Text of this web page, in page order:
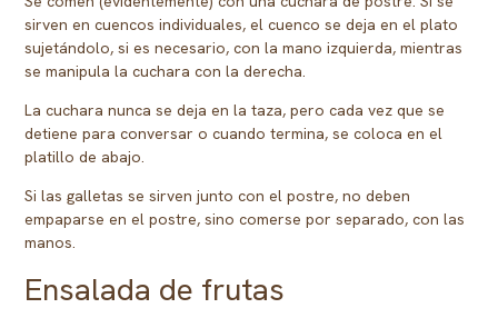
sirven en cuencos individuales, el cuenco se deja en el plato
sujetándolo, si es necesario, con la mano izquierda, mientras
se manipula la cuchara con la derecha.
La cuchara nunca se deja en la taza, pero cada vez que se
detiene para conversar o cuando termina, se coloca en el
platillo de abajo.
Si las galletas se sirven junto con el postre, no deben
empaparse en el postre, sino comerse por separado, con las
manos.
Ensalada de frutas